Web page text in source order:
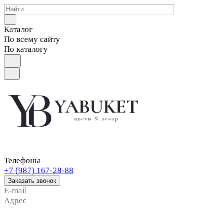
Каталог
По всему сайту
По каталогу
Телефоны
+7 (987) 167-28-88
Заказать звонок
E-mail
Адрес